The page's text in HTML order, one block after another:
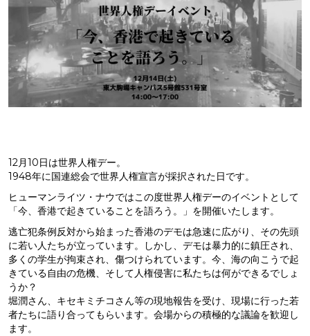
12月10日は世界人権デー。
1948年に国連総会で世界人権宣言が採択された日です。
ヒューマンライツ・ナウではこの度世界人権デーのイベントとして
「今、香港で起きていることを語ろう。」を開催いたします。
逃亡犯条例反対から始まった香港のデモは急速に広がり、その先頭
に若い人たちが立っています。しかし、デモは暴力的に鎮圧され、
多くの学生が拘束され、傷つけられています。今、海の向こうで起
きている自由の危機、そして人権侵害に私たちは何ができるでしょ
うか？
堀潤さん、キセキミチコさん等の現地報告を受け、現場に行った若
者たちに語り合ってもらいます。会場からの積極的な議論を歓迎し
ます。